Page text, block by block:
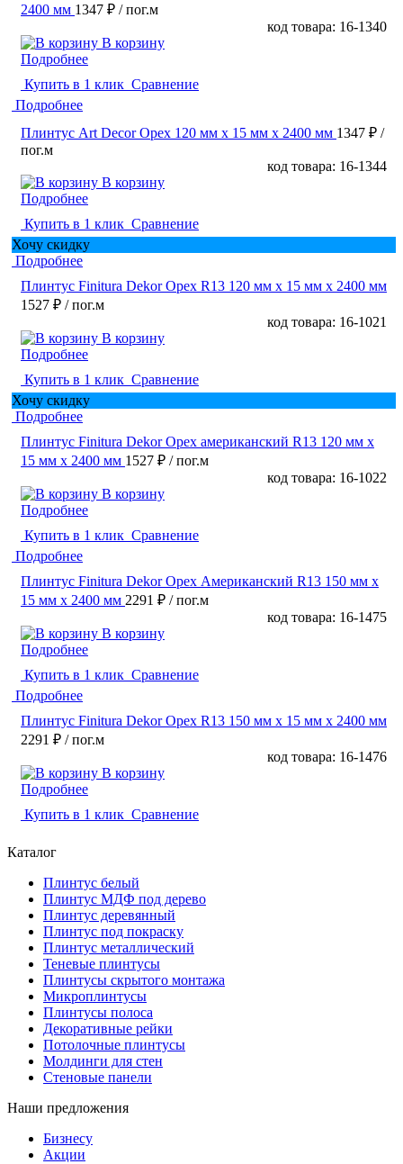
2400 мм 1347 ₽ / пог.м
код товара: 16-1340
В корзину
Подробнее
Купить в 1 клик Сравнение
Подробнее
Плинтус Art Decor Орех 120 мм х 15 мм х 2400 мм 1347 ₽ /
пог.м
код товара: 16-1344
В корзину
Подробнее
Купить в 1 клик Сравнение
Хочу скидку
Подробнее
Плинтус Finitura Dekor Орех R13 120 мм х 15 мм х 2400 мм
1527 ₽ / пог.м
код товара: 16-1021
В корзину
Подробнее
Купить в 1 клик Сравнение
Хочу скидку
Подробнее
Плинтус Finitura Dekor Орех американский R13 120 мм х
15 мм х 2400 мм 1527 ₽ / пог.м
код товара: 16-1022
В корзину
Подробнее
Купить в 1 клик Сравнение
Подробнее
Плинтус Finitura Dekor Орех Американский R13 150 мм х
15 мм х 2400 мм 2291 ₽ / пог.м
код товара: 16-1475
В корзину
Подробнее
Купить в 1 клик Сравнение
Подробнее
Плинтус Finitura Dekor Орех R13 150 мм х 15 мм х 2400 мм
2291 ₽ / пог.м
код товара: 16-1476
В корзину
Подробнее
Купить в 1 клик Сравнение
Каталог
Плинтус белый
Плинтус МДФ под дерево
Плинтус деревянный
Плинтус под покраску
Плинтус металлический
Теневые плинтусы
Плинтусы скрытого монтажа
Микроплинтусы
Плинтусы полоса
Декоративные рейки
Потолочные плинтусы
Молдинги для стен
Стеновые панели
Наши предложения
Бизнесу
Акции